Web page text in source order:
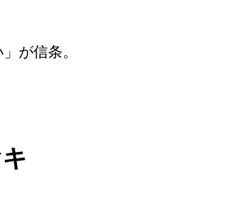
が信条。